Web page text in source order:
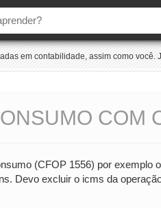
em contabilidade, assim como você.
COM
(CFOP 1556) por exemplo
Devo excluir o icms da